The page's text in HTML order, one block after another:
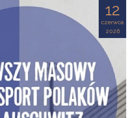
12
czerwca
2026